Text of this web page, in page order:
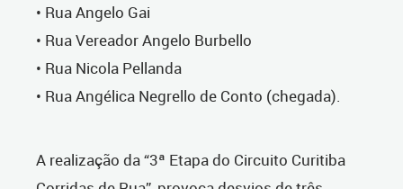
• Rua Angelo Gai
• Rua Vereador Angelo Burbello
• Rua Nicola Pellanda
• Rua Angélica Negrello de Conto (chegada).
A realização da “3ª Etapa do Circuito Curitiba